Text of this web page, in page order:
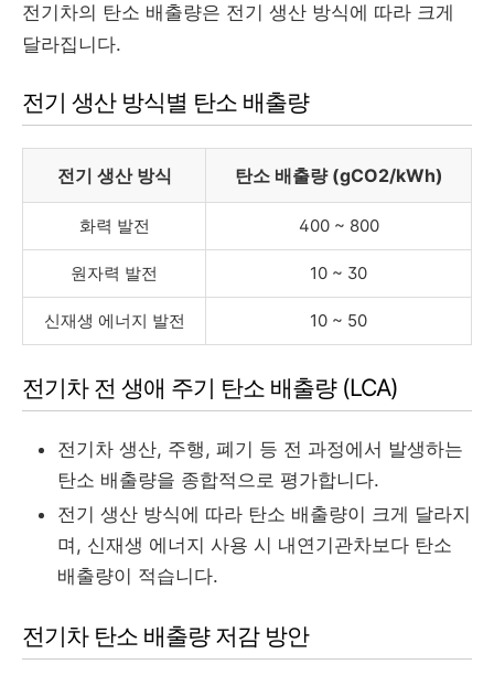
전기차의 탄소 배출량은 전기 생산 방식에 따라 크게
달라집니다.
전기 생산 방식별 탄소 배출량
전기 생산 방식 탄소 배출량 (gCO2/kWh)
화력 발전 400 ~ 800
원자력 발전 10 ~ 30
신재생 에너지 발전 10 ~ 50
전기차 전 생애 주기 탄소 배출량 (LCA)
전기차 생산, 주행, 폐기 등 전 과정에서 발생하는
탄소 배출량을 종합적으로 평가합니다.
전기 생산 방식에 따라 탄소 배출량이 크게 달라지
며, 신재생 에너지 사용 시 내연기관차보다 탄소
배출량이 적습니다.
전기차 탄소 배출량 저감 방안